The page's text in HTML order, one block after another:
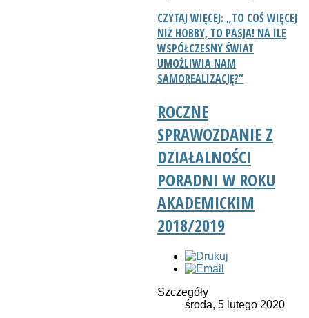
CZYTAJ WIĘCEJ: „TO COŚ WIĘCEJ
NIŻ HOBBY, TO PASJA! NA ILE
WSPÓŁCZESNY ŚWIAT
UMOŻLIWIA NAM
SAMOREALIZACJĘ?”
ROCZNE
SPRAWOZDANIE Z
DZIAŁALNOŚCI
PORADNI W ROKU
AKADEMICKIM
2018/2019
Szczegóły
środa, 5 lutego 2020